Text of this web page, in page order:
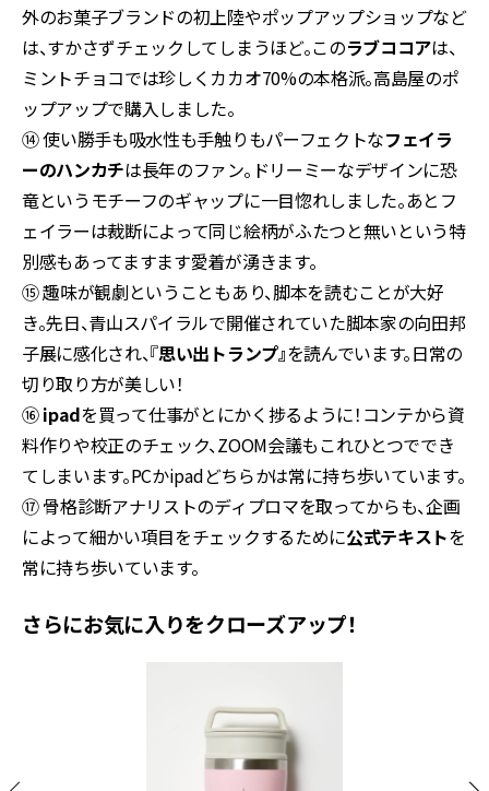
外のお菓子ブランドの初上陸やポップアップショップなど
は、すかさずチェックしてしまうほど。このラブココアは、
ミントチョコでは珍しくカカオ70%の本格派。高島屋のポ
ップアップで購入しました。
⑭ 使い勝手も吸水性も手触りもパーフェクトなフェイラ
ーのハンカチは長年のファン。ドリーミーなデザインに恐
竜というモチーフのギャップに一目惚れしました。あとフ
ェイラーは裁断によって同じ絵柄がふたつと無いという特
別感もあってますます愛着が湧きます。
⑮ 趣味が観劇ということもあり、脚本を読むことが大好
き。先日、青山スパイラルで開催されていた脚本家の向田邦
子展に感化され、『思い出トランプ』を読んでいます。日常の
切り取り方が美しい！
⑯ipadを買って仕事がとにかく捗るように！コンテから資
料作りや校正のチェック、ZOOM会議もこれひとつででき
てしまいます。PCかipadどちらかは常に持ち歩いています。
⑰ 骨格診断アナリストのディプロマを取ってからも、企画
によって細かい項目をチェックするために公式テキストを
常に持ち歩いています。
さらにお気に入りをクローズアップ！